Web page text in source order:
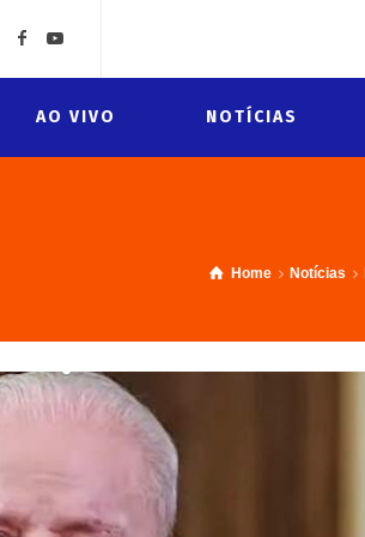
AO VIVO NOTÍCIAS
Home Notícias